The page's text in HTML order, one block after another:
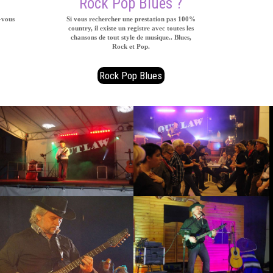
Si vous rechercher une prestation pas 100%
country, il existe un registre avec toutes les
chansons de tout style de musique.. Blues,
Rock et Pop.
Rock Pop Blues